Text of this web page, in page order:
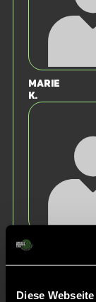
Diese
Marie
K.
Emilia